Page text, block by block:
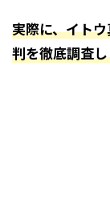
実際に、イト
判を徹底調査